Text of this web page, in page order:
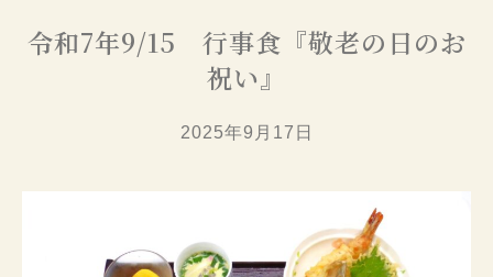
令和7年9/15 行事食『敬老の日のお
祝い』
2025年9月17日